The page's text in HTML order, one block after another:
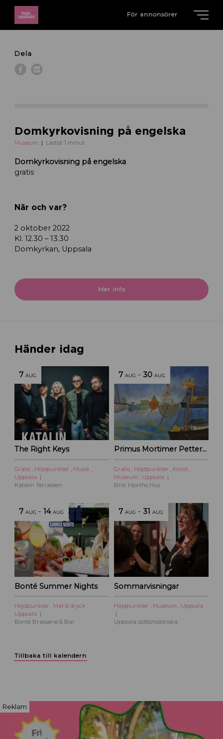
För annonsörer
Dela
Domkyrkovisning på engelska
Museum Lästid: 1 minut
Domkyrkovisning på engelska
gratis
När och var?
2 oktober 2022
Kl. 12.30 – 13.30
Domkyrkan, Uppsala
Mer info
Händer idag
7 AUG
The Right Keys
Gratis Höjdpunkter Musik
Uppsala
Katalin Terrassen
7 AUG -30 AUG
Primus Mortimer Pettersson
Gratis Höjdpunkter Konst
Museum
Uppsala
Bror Hjorths Hus
7 AUG -14 AUG
Bonté Summer Nights
Höjdpunkter , Mat & dryck ,
Uppsala
Bonté Brasserie & Bar
7 AUG -31 AUG
Sommarvisningar
Höjdpunkter , Museum , Uppsala
Uppsala slottshistoriska
Tillbaka till kalendern
Reklam